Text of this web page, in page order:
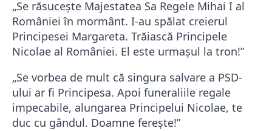
„Se răsuceşte Majestatea Sa Regele Mihai I al
României în mormânt. I-au spălat creierul
Principesei Margareta. Trăiască Principele
Nicolae al României. El este urmaşul la tron!”
„Se vorbea de mult că singura salvare a PSD-
ului ar fi Principesa. Apoi funeraliile regale
impecabile, alungarea Principelui Nicolae, te
duc cu gândul. Doamne fereşte!”